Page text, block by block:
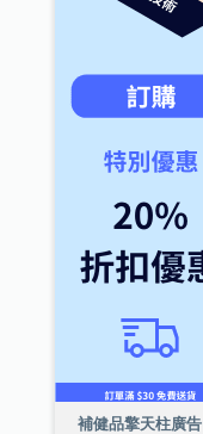
補健品擎天柱廣告